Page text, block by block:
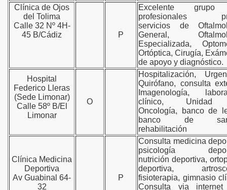
Clínica de Ojos
del Tolima
Calle 32 Nº 4H-
45 B/Cádiz
P
Excelente
profesionales
servicios de
General,
Especializada,
Ortóptica, Cirugía,
de apoyo y diagnóstico.
Hospital
Federico Lleras
(Sede Limonar)
Calle 58º B/El
Limonar
O
Hospitalización,
Quirófano, consulta
Imagenología,
clínico, Unidad
Oncología, banco de
banco de
rehabilitación
Clínica Medicina
Deportiva
Av Guabinal 64-
32
P
Consulta medicina
psicología
nutrición deportiva,
deportiva,
fisioterapia, gimnasio
Consulta via